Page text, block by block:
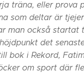
träna, eller prova
som deltar är
man också startat
det
bok i Rekord,
om sport där